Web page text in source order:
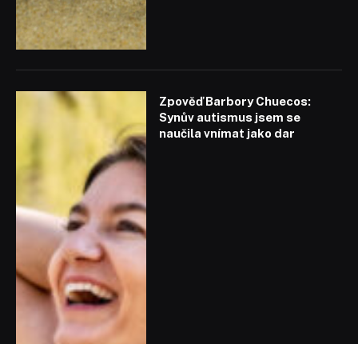
Zpověď Barbory Chuecos:
Synův autismus jsem se
naučila vnímat jako dar